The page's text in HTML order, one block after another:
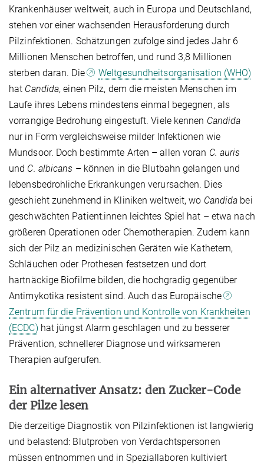
Krankenhäuser weltweit, auch in Europa und Deutschland,
stehen vor einer wachsenden Herausforderung durch
Pilzinfektionen. Schätzungen zufolge sind jedes Jahr 6
Millionen Menschen betroffen, und rund 3,8 Millionen
sterben daran. Die
Weltgesundheitsorganisation (WHO)
hat Candida, einen Pilz, dem die meisten Menschen im
Laufe ihres Lebens mindestens einmal begegnen, als
vorrangige Bedrohung eingestuft. Viele kennen Candida
nur in Form vergleichsweise milder Infektionen wie
Mundsoor. Doch bestimmte Arten – allen voran C. auris
und C. albicans – können in die Blutbahn gelangen und
lebensbedrohliche Erkrankungen verursachen. Dies
geschieht zunehmend in Kliniken weltweit, wo Candida bei
geschwächten Patient:innen leichtes Spiel hat – etwa nach
größeren Operationen oder Chemotherapien. Zudem kann
sich der Pilz an medizinischen Geräten wie Kathetern,
Schläuchen oder Prothesen festsetzen und dort
hartnäckige Biofilme bilden, die hochgradig gegenüber
Antimykotika resistent sind. Auch das Europäische
Zentrum für die Prävention und Kontrolle von Krankheiten
(ECDC) hat jüngst Alarm geschlagen und zu besserer
Prävention, schnellerer Diagnose und wirksameren
Therapien aufgerufen.
Ein alternativer Ansatz: den Zucker-Code
der Pilze lesen
Die derzeitige Diagnostik von Pilzinfektionen ist langwierig
und belastend: Blutproben von Verdachtspersonen
müssen entnommen und in Speziallaboren kultiviert